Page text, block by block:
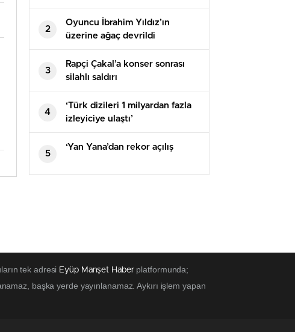
kaybetti
2
Oyuncu İbrahim Yıldız’ın
üzerine ağaç devrildi
3
Rapçi Çakal’a konser sonrası
silahlı saldırı
4
‘Türk dizileri 1 milyardan fazla
izleyiciye ulaştı’
5
‘Yan Yana’dan rekor açılış
tek adresi Eyüp Manşet Haber platformunda;
başka yerde yayınlanamaz. Aykırı işlem yapan